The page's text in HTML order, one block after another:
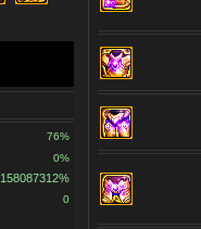
76%
0%
158087312%
0